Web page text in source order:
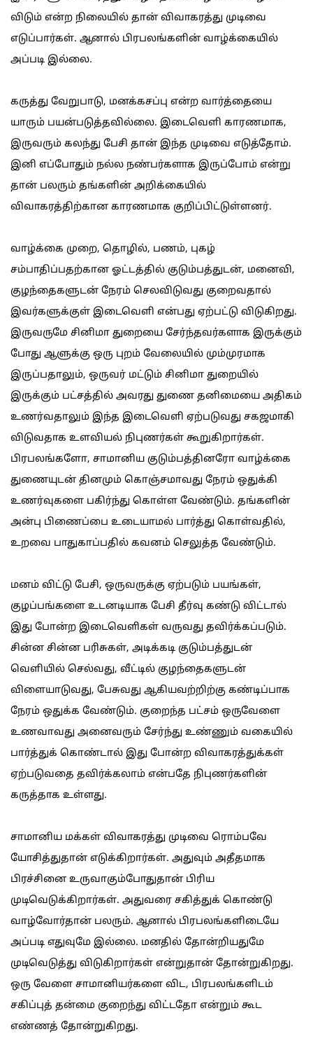
விடும் என்ற நிலையில் தான் விவாகரத்து முடிவை
எடுப்பார்கள். ஆனால் பிரபலங்களின் வாழ்க்கையில்
அப்படி இல்லை.
கருத்து வேறுபாடு, மனக்கசப்பு என்ற வார்த்தையை
யாரும் பயன்படுத்தவில்லை. இடைவெளி காரணமாக,
இருவரும் கலந்து பேசி தான் இந்த முடிவை எடுத்தோம்.
இனி எப்போதும் நல்ல நண்பர்களாக இருப்போம் என்று
தான் பலரும் தங்களின் அறிக்கையில்
விவாகரத்திற்கான காரணமாக குறிப்பிட்டுள்ளனர்.
வாழ்க்கை முறை, தொழில், பணம், புகழ்
சம்பாதிப்பதற்கான ஓட்டத்தில் குடும்பத்துடன், மனைவி,
குழந்தைகளுடன் நேரம் செலவிடுவது குறைவதால்
இவர்களுக்குள் இடைவெளி என்பது ஏற்பட்டு விடுகிறது.
இருவருமே சினிமா துறையை சேர்ந்தவர்களாக இருக்கும்
போது ஆளுக்கு ஒரு புறம் வேலையில் மும்முரமாக
இருப்பதாலும், ஒருவர் மட்டும் சினிமா துறையில்
இருக்கும் பட்சத்தில் அவரது துணை தனிமையை அதிகம்
உணர்வதாலும் இந்த இடைவெளி ஏற்படுவது சகஜமாகி
விடுவதாக உளவியல் நிபுணர்கள் கூறுகிறார்கள்.
பிரபலங்களோ, சாமானிய குடும்பத்தினரோ வாழ்க்கை
துணையுடன் தினமும் கொஞ்சமாவது நேரம் ஒதுக்கி
உணர்வுகளை பகிர்ந்து கொள்ள வேண்டும். தங்களின்
அன்பு பிணைப்பை உடையாமல் பார்த்து கொள்வதில்,
உறவை பாதுகாப்பதில் கவனம் செலுத்த வேண்டும்.
மனம் விட்டு பேசி, ஒருவருக்கு ஏற்படும் பயங்கள்,
குழப்பங்களை உடனடியாக பேசி தீர்வு கண்டு விட்டால்
இது போன்ற இடைவெளிகள் வருவது தவிர்க்கப்படும்.
சின்ன சின்ன பரிசுகள், அடிக்கடி குடும்பத்துடன்
வெளியில் செல்வது, வீட்டில் குழந்தைகளுடன்
விளையாடுவது, பேசுவது ஆகியவற்றிற்கு கண்டிப்பாக
நேரம் ஒதுக்க வேண்டும். குறைந்த பட்சம் ஒருவேளை
உணவாவது அனைவரும் சேர்ந்து உண்ணும் வகையில்
பார்த்துக் கொண்டால் இது போன்ற விவாகரத்துக்கள்
ஏற்படுவதை தவிர்க்கலாம் என்பதே நிபுணர்களின்
கருத்தாக உள்ளது.
சாமானிய மக்கள் விவாகரத்து முடிவை ரொம்பவே
யோசித்துதான் எடுக்கிறார்கள். அதுவும் அதீதமாக
பிரச்சினை உருவாகும்போதுதான் பிரிய
முடிவெடுக்கிறார்கள். அதுவரை சகித்துக் கொண்டு
வாழ்வோர்தான் பலரும். ஆனால் பிரபலங்களிடையே
அப்படி எதுவுமே இல்லை. மனதில் தோன்றியதுமே
முடிவெடுத்து விடுகிறார்கள் என்றுதான் தோன்றுகிறது.
ஒரு வேளை சாமானியர்களை விட, பிரபலங்களிடம்
சகிப்புத் தன்மை குறைந்து விட்டதோ என்றும் கூட
எண்ணத் தோன்றுகிறது.